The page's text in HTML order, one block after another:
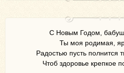
С Новым Годом,
Ты моя родимая,
Радостью пусть полнится
Чтоб здоровье крепкое